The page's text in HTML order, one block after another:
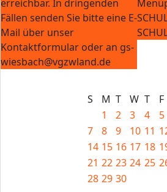
erreichbar. In dringenden
Fällen senden Sie bitte eine E-
Mail über unser
Kontaktformular oder an gs-
wiesbach@vgzwland.de
S M T W T F
1
2 3 4 5
7
8 9 10 11
14 15 16 17 18
21 22 23 24 25
28 29 30